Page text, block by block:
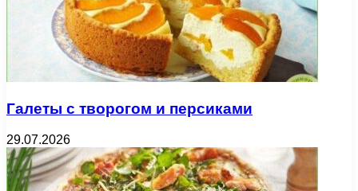
Галеты с творогом и персиками
29.07.2026